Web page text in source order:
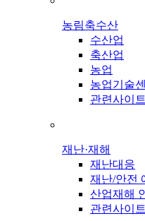
농림축수산
수산업
축산업
농업
농업기술
관련사이트
재난·재해
재난대응
재난/안전
산업재해
관련사이트